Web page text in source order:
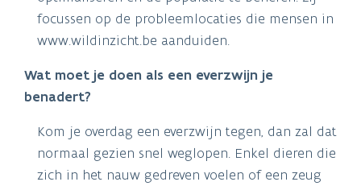
focussen op de probleemlocaties die mensen in
www.wildinzicht.be aanduiden.
Wat moet je doen als een everzwijn je
benadert?
Kom je overdag een everzwijn tegen, dan zal dat
normaal gezien snel weglopen. Enkel dieren die
zich in het nauw gedreven voelen of een zeug